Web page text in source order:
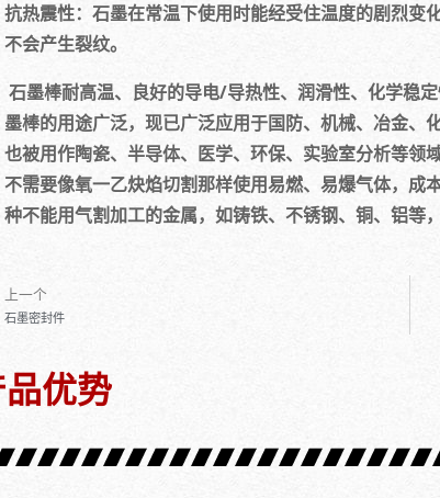
抗热震性：石墨在常温下使用时能经受住温度的剧烈变
不会产生裂纹。
石墨棒耐高温、良好的导电/导热性、润滑性、化学稳
墨棒的用途广泛，现已广泛应用于国防、机械、冶金、
也被用作陶瓷、半导体、医学、环保、实验室分析等领
不需要像氧一乙炔焰切割那样使用易燃、易爆气体，成
种不能用气割加工的金属，如铸铁、不锈钢、铜、铝等
上一个
石墨密封件
优势